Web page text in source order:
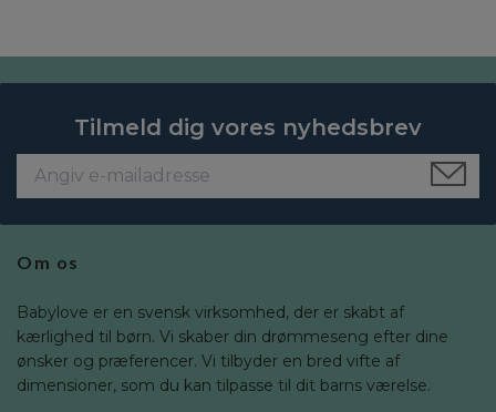
Tilmeld dig vores nyhedsbrev
Om os
Babylove er en svensk virksomhed, der er skabt af
kærlighed til børn. Vi skaber din drømmeseng efter dine
ønsker og præferencer. Vi tilbyder en bred vifte af
dimensioner, som du kan tilpasse til dit barns værelse.